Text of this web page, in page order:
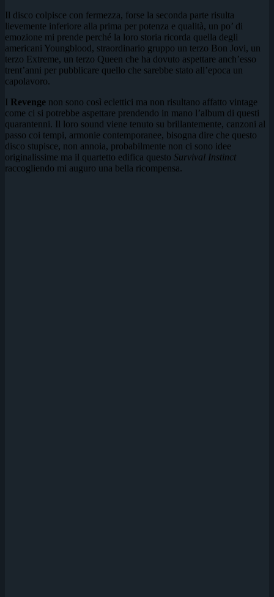
Il disco colpisce con fermezza, forse la seconda parte risulta
lievemente inferiore alla prima per potenza e qualità, un po’ di
emozione mi prende perché la loro storia ricorda quella degli
americani Youngblood, straordinario gruppo un terzo Bon Jovi, un
terzo Extreme, un terzo Queen che ha dovuto aspettare anch’esso
trent’anni per pubblicare quello che sarebbe stato all’epoca un
capolavoro.
I Revenge non sono così eclettici ma non risultano affatto vintage
come ci si potrebbe aspettare prendendo in mano l’album di questi
quarantenni. Il loro sound viene tenuto su brillantemente, canzoni al
passo coi tempi, armonie contemporanee, bisogna dire che questo
disco stupisce, non annoia, probabilmente non ci sono idee
originalissime ma il quartetto edifica questo Survival Instinct
raccogliendo mi auguro una bella ricompensa.